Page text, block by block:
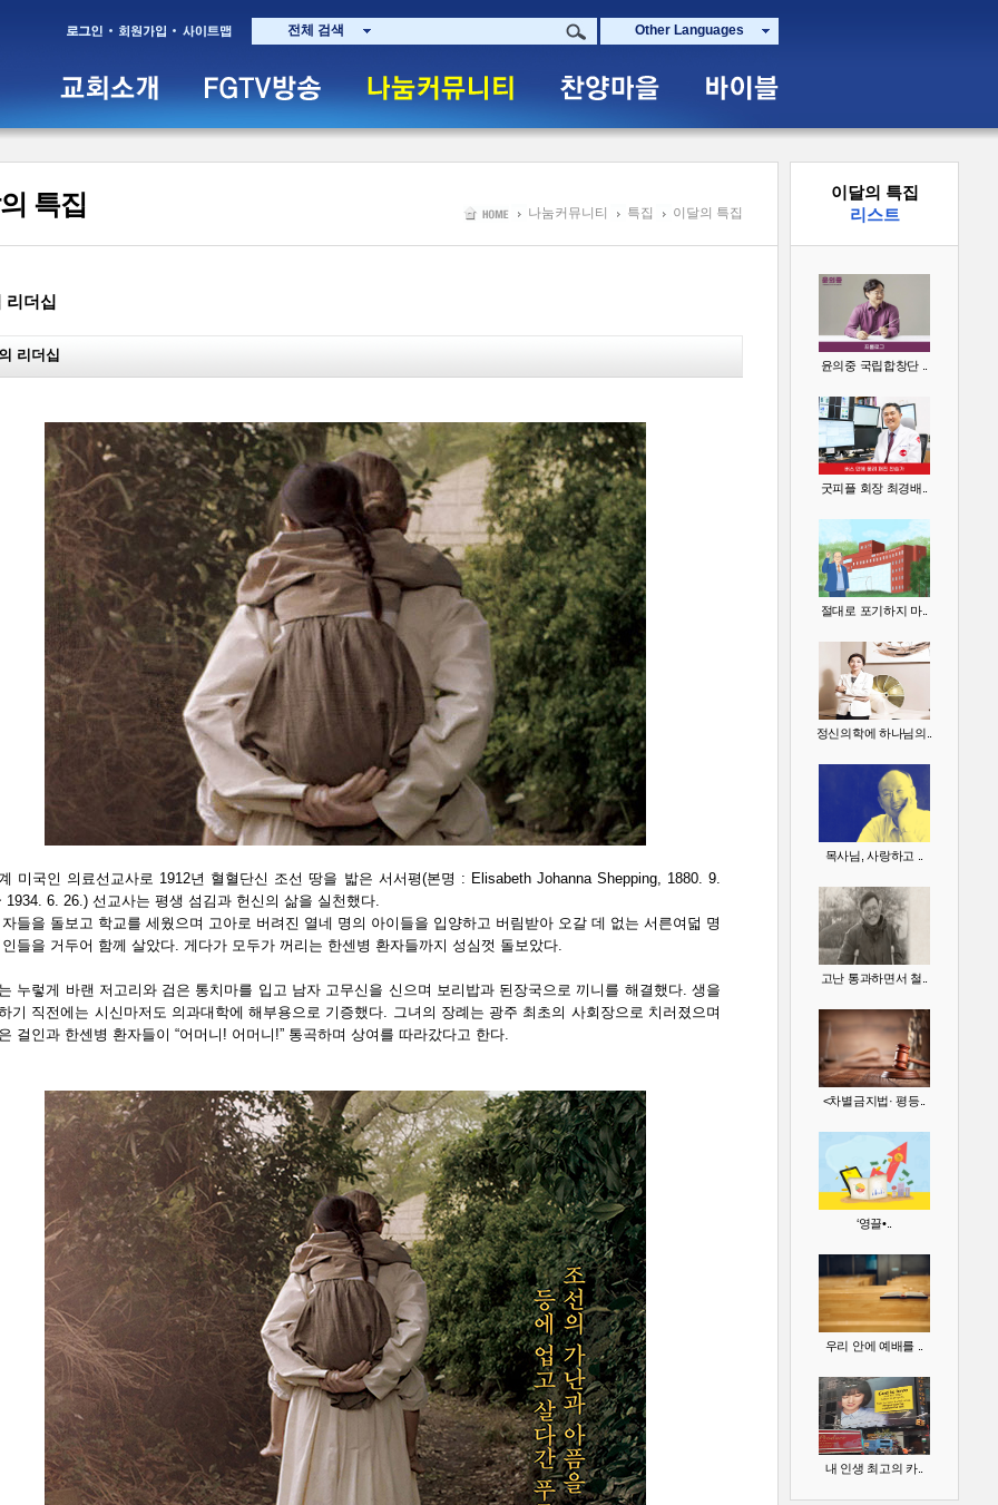
Other Languages
전체 검색
특집 나눔커뮤니티 특집 이달의 특집
리더십
리더십
미국인 의료선교사로 1912년 혈혈단신 조선 땅을 밟은 서서평(본명 : Elisabeth Johanna Shepping, 1880. 9.
1934. 6. 26.) 선교사는 평생 섬김과 헌신의 삶을 실천했다.
들을 돌보고 학교를 세웠으며 고아로 버려진 열네 명의 아이들을 입양하고 버림받아 오갈 데 없는 서른여덟 명
들을 거두어 함께 살았다. 게다가 모두가 꺼리는 한센병 환자들까지 성심껏 돌보았다.
누렇게 바랜 저고리와 검은 통치마를 입고 남자 고무신을 신으며 보리밥과 된장국으로 끼니를 해결했다. 생을
기 직전에는 시신마저도 의과대학에 해부용으로 기증했다. 그녀의 장례는 광주 최초의 사회장으로 치러졌으며
걸인과 한센병 환자들이 “어머니! 어머니!” 통곡하며 상여를 따라갔다고 한다.
이달의 특집
리스트
윤의중 국립합창단 ..
굿피플 회장 최경배..
절대로 포기하지 마..
정신의학에 하나님의..
목사님, 사랑하고 ..
고난 통과하면서 철..
<차별금지법· 평등..
‘영끌•..
우리 안에 예배를 ..
내 인생 최고의 카..